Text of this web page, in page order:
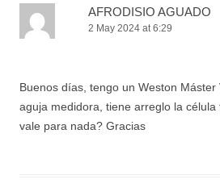
AFRODISIO AGUADO
2 May 2024 at 6:29
Buenos días, tengo un Weston Máster
aguja medidora, tiene arreglo la
vale para nada? Gracias